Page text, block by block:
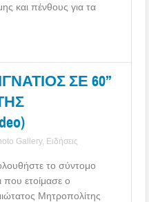
και πένθους για τα
ΣΕ 60’’
Gallery, Ειδήσεις
το σύντομο
που ετοίμασε ο
Μητροπολίτης